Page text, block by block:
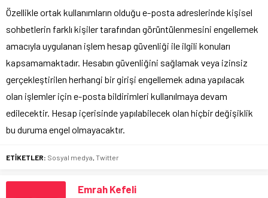
Özellikle ortak kullanımların olduğu e-posta adreslerinde kişisel
sohbetlerin farklı kişiler tarafından görüntülenmesini engellemek
amacıyla uygulanan işlem hesap güvenliği ile ilgili konuları
kapsamamaktadır. Hesabın güvenliğini sağlamak veya izinsiz
gerçekleştirilen herhangi bir girişi engellemek adına yapılacak
olan işlemler için e-posta bildirimleri kullanılmaya devam
edilecektir. Hesap içerisinde yapılabilecek olan hiçbir değişiklik
bu duruma engel olmayacaktır.
ETİKETLER: Sosyal medya Twitter
Emrah Kefeli